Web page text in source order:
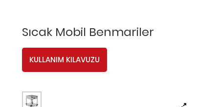
Sıcak Mobil Benmariler
KULLANIM KILAVUZU